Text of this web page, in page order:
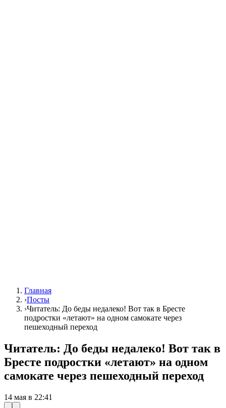
Главная
›Посты
›Читатель: До беды недалеко! Вот так в Бресте
подростки «летают» на одном самокате через
пешеходный переход
Читатель: До беды недалеко! Вот так в
Бресте подростки «летают» на одном
самокате через пешеходный переход
14 мая в 22:41